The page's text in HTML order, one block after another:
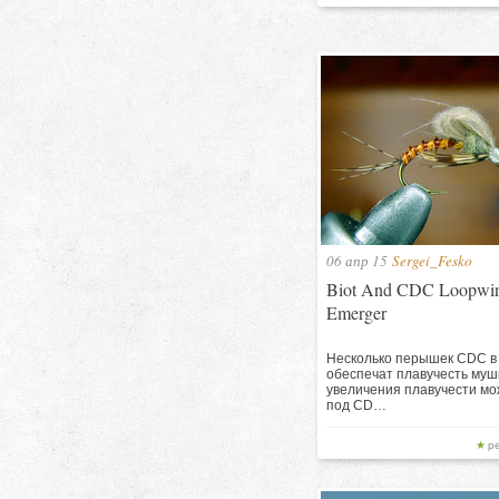
06 апр 15 Sergei_Fesko
Biot And CDC
Emerger
Несколько перышек CDC
обеспечат плавучесть
увеличения плавучести
под CD…